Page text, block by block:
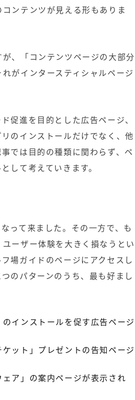
ンテンツが見える形もありま
、「コンテンツページの大部分
がインタースティシャルページ
促進を目的とした広告ページ、
のインストールだけでなく、他
では目的の種類に関わらず、ペ
して考えていきます。
って来ました。その一方で、も
ーザー体験を大きく損なうとい
場ガイドのページにアクセスし
のパターンのうち、最も好まし
インストールを促す広告ページ
ケット」プレゼントの告知ページ
ェア」の案内ページが表示され